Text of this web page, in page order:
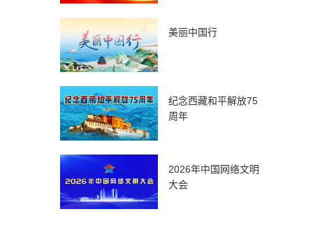
美丽中国行
纪念西藏和平解放75
周年
2026年中国网络文明
大会